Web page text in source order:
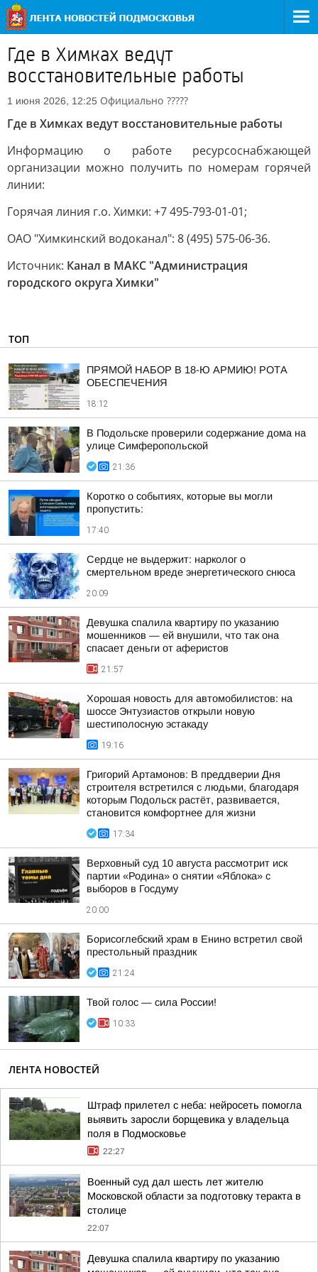
Где в Химках ведут
восстановительные работы
1 июня 2026, 12:25 Официально ?????
Где в Химках ведут восстановительные работы
Информацию о работе ресурсоснабжающей
организации можно получить по номерам горячей
линии:
Горячая линия г.о. Химки: +7 495-793-01-01;
ОАО "Химкинский водоканал": 8 (495) 575-06-36.
Источник: Канал в МАКС "Администрация
городского округа Химки"
ТОП
ПРЯМОЙ НАБОР В 18-Ю АРМИЮ! РОТА
ОБЕСПЕЧЕНИЯ
18:12
В Подольске проверили содержание дома на
улице Симферопольской
21:36
Коротко о событиях, которые вы могли
пропустить:
17:40
Сердце не выдержит: нарколог о
смертельном вреде энергетического снюса
20:09
Девушка спалила квартиру по указанию
мошенников — ей внушили, что так она
спасает деньги от аферистов
21:57
Хорошая новость для автомобилистов: на
шоссе Энтузиастов открыли новую
шестиполосную эстакаду
19:16
Григорий Артамонов: В преддверии Дня
строителя встретился с людьми, благодаря
которым Подольск растёт, развивается,
становится комфортнее для жизни
17:34
Верховный суд 10 августа рассмотрит иск
партии «Родина» о снятии «Яблока» с
выборов в Госдуму
20:00
Борисоглебский храм в Енино встретил свой
престольный праздник
21:24
Твой голос — сила России!
10:33
ЛЕНТА НОВОСТЕЙ
Штраф прилетел с неба: нейросеть помогла
выявить заросли борщевика у владельца
поля в Подмосковье
22:27
Военный суд дал шесть лет жителю
Московской области за подготовку теракта в
столице
22:07
Девушка спалила квартиру по указанию